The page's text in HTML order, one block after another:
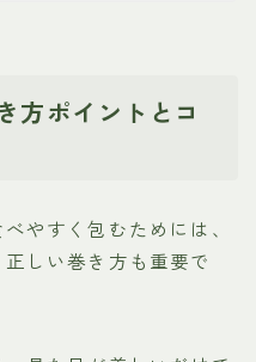
方ポイントとコ
やすく包むためには、
しい巻き方も重要で